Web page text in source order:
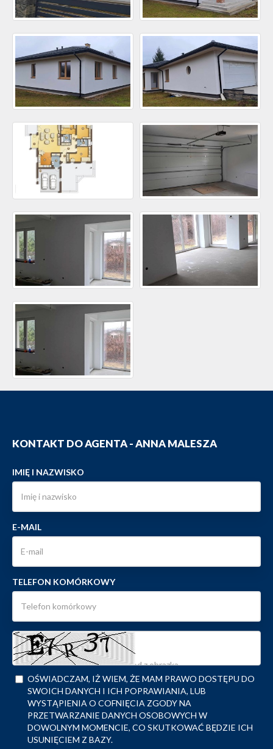
KONTAKT DO AGENTA - ANNA MALESZA
IMIĘ I NAZWISKO
E-MAIL
TELEFON KOMÓRKOWY
OŚWIADCZAM, IŻ WIEM, ŻE MAM PRAWO DOSTĘPU DO
SWOICH DANYCH I ICH POPRAWIANIA, LUB
WYSTĄPIENIA O COFNIĘCIA ZGODY NA
PRZETWARZANIE DANYCH OSOBOWYCH W
DOWOLNYM MOMENCIE, CO SKUTKOWAĆ BĘDZIE ICH
USUNIĘCIEM Z BAZY.